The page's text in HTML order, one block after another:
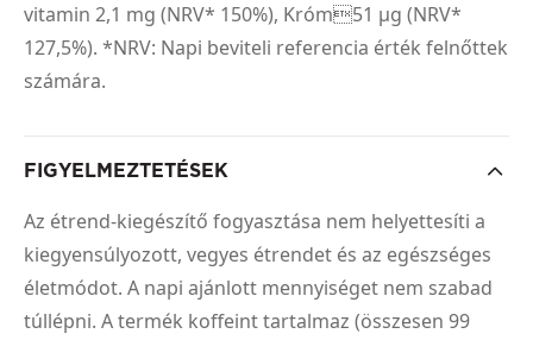
vitamin 2,1 mg (NRV* 150%), Króm51 µg (NRV*
127,5%). *NRV: Napi beviteli referencia érték felnőttek
számára.
FIGYELMEZTETÉSEK
Az étrend-kiegészítő fogyasztása nem helyettesíti a
kiegyensúlyozott, vegyes étrendet és az egészséges
életmódot. A napi ajánlott mennyiséget nem szabad
túllépni. A termék koffeint tartalmaz (összesen 99